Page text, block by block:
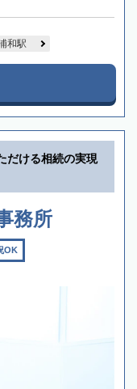
和駅
だける相続の実現
務所
OK